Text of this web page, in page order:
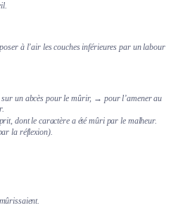
à l’air les couches inférieures par un labour
un abcès pour le mûrir, → pour l’amener au
dont le caractère a été mûri par le malheur.
la réflexion).